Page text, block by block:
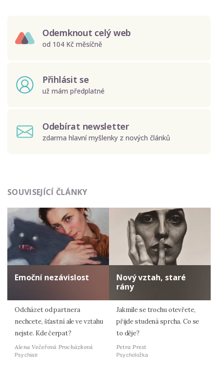
Odemknout celý web
od 104 Kč měsíčně
Přihlásit se
už mám předplatné
Odebírat newsletter
zdarma hlavní myšlenky z nových článků
údajů.
SOUVISEJÍCÍ ČLÁNKY
Emoční nezávislost
Odcházet od partnera
nechcete, šťastní ale ve vztahu
nejste. Kde čerpat?
Alena Večeřová Procházková
Psychiatr
Nový vztah, staré
rány
Jakmile se trochu otevřete,
přijde studená sprcha. Co se
to děje?
Petra Prest
Psycholožka